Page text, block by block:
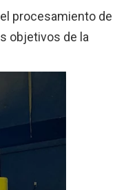
procesamiento de
objetivos de la